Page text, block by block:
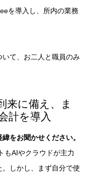
を導入し、所内の業務
て、お二人と職員のみ
来に備え、ま
計を導入
をお聞かせください。
もAIやクラウドが主力
しかし、まず自分で使